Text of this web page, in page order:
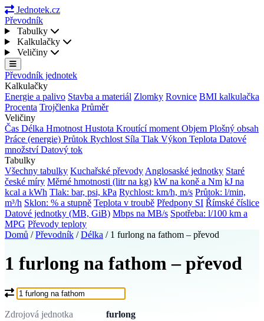
Jednotek.cz
Převodník
Tabulky
Kalkulačky
Veličiny
Převodník jednotek
Kalkulačky
Energie a palivo Stavba a materiál Zlomky Rovnice BMI kalkulačka
Procenta Trojčlenka Průměr
Veličiny
Čas Délka Hmotnost Hustota Kroutící moment Objem Plošný obsah
Práce (energie) Průtok Rychlost Síla Tlak Výkon Teplota Datové
množstvíDatový tok
Tabulky
Všechny tabulky Kuchařské převody Anglosaské jednotky Staré
české míry Měrné hmotnosti (litr na kg) kW na koně a Nm kJ na
kcal a kWh Tlak: bar, psi, kPa Rychlost: km/h, m/s Průtok: l/min,
m³/h Sklon: % a stupně Teplota v troubě Předpony SI Římské číslice
Datové jednotky (MB, GiB) Mbps na MB/s Spotřeba: l/100 km a
MPG Převody teploty
Domů / Převodník / Délka / 1 furlong na fathom – převod
1 furlong na fathom – převod
Co chcete převést?
Zdrojová jednotka
furlong